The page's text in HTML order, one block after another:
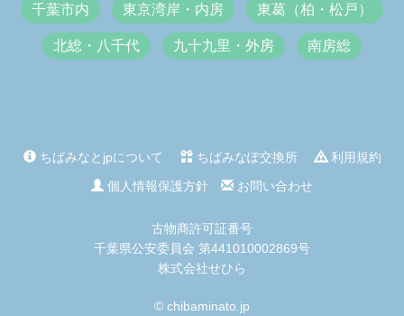
千葉市内 東京湾岸・内房 東葛（柏・松戸）
北総・八千代 九十九里・外房 南房総
ちばみなとjpについて ちばみなぽ交換所
利用規約
個人情報保護方針
お問い合わせ
古物商許可証番号
千葉県公安委員会 第441010002869号
株式会社せひら
© chibaminato.jp